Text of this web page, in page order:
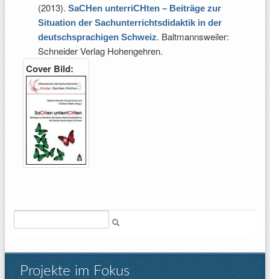
(2013). SaCHen unterriCHten – Beiträge zur
Situation der Sachunterrichtsdidaktik in der
deutschsprachigen Schweiz. Baltmannsweiler:
Schneider Verlag Hohengehren.
Cover Bild:
Projekte im Fokus